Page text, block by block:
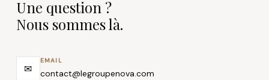
Une question ?
Nous sommes là.
✉
EMAIL
contact@legroupenova.com